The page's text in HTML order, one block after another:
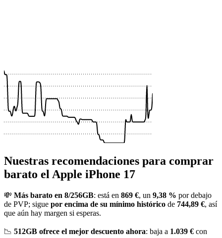
Nuestras recomendaciones para comprar
barato el Apple iPhone 17
💸 Más barato en 8/256GB: está en 869 €, un 9,38 % por debajo
de PVP; sigue por encima de su mínimo histórico de 744,89 €, así
que aún hay margen si esperas.
📉 512GB ofrece el mejor descuento ahora: baja a 1.039 € con